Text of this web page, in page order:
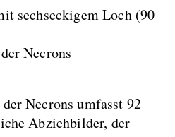
sechseckigem Loch (90
Necrons
Necrons umfasst 92
Abziehbilder, der